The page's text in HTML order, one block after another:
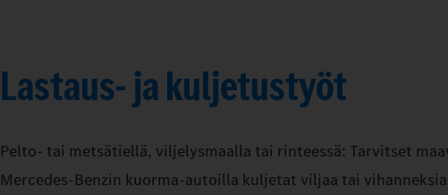
Lastaus- ja kuljetustyöt
Pelto- tai metsätiellä, viljelysmaalla tai rinteessä: Tarvitset
Mercedes‑Benzin kuorma-autoilla kuljetat viljaa tai